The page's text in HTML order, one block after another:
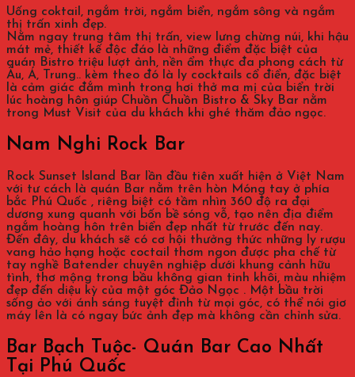
Uống coktail, ngắm trời, ngắm biển, ngắm sông và ngắm
thị trấn xinh đẹp.
Nằm ngay trung tâm thị trấn, view lưng chừng núi, khi hậu
mát mẻ, thiết kế độc đáo là những điểm đặc biệt của
quán Bistro triệu lượt ảnh, nền ẩm thực đa phong cách từ
Âu, Á, Trung.. kèm theo đó là ly cocktails cổ điển, đặc biệt
là cảm giác đắm mình trong hơi thở ma mị của biển trời
lúc hoàng hôn giúp Chuồn Chuồn Bistro & Sky Bar nằm
trong Must Visit của du khách khi ghé thăm đảo ngọc.
Nam Nghi Rock Bar
Rock Sunset Island Bar lần đầu tiên xuất hiện ở Việt Nam
với tư cách là quán Bar nằm trên hòn Móng tay ở phía
bắc Phú Quốc , riêng biệt có tầm nhìn 360 độ ra đại
dương xung quanh với bốn bề sóng vỗ, tạo nên địa điểm
ngắm hoàng hôn trên biển đẹp nhất từ trước đến nay.
Đến đây, du khách sẽ có cơ hội thưởng thức những ly rượu
vang hảo hạng hoặc coctail thơm ngon được pha chế từ
tay nghề Batender chuyên nghiệp dưới khung cảnh hữu
tình, thơ mộng trong bầu không gian tinh khôi, màu nhiệm
đẹp đến diệu kỳ của một góc Đảo Ngọc . Một bầu trời
sống ảo với ánh sáng tuyệt đỉnh từ mọi góc, có thể nói giơ
máy lên là có ngay bức ảnh đẹp mà không cần chỉnh sửa.
Bar Bạch Tuộc- Quán Bar Cao Nhất
Tại Phú Quốc